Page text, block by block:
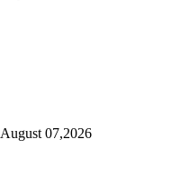
August 07,2026